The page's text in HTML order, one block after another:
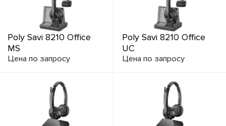
Poly Savi 8210 Office
MS
Цена по запросу
Poly Savi 8210 Office
UC
Цена по запросу